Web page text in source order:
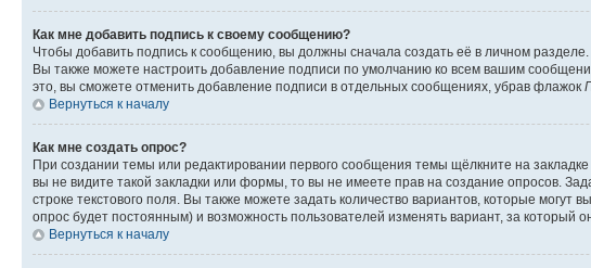
Как мне добавить подпись к своему сообщению?
Чтобы добавить подпись к сообщению, вы должны сначала создать её в личном
Вы также можете настроить добавление подписи по умолчанию ко всем вашим
это, вы сможете отменить добавление подписи в отдельных сообщениях, убрав флажок
Вернуться к началу
Как мне создать опрос?
При создании темы или редактировании первого сообщения темы щёлкните на
вы не видите такой закладки или формы, то вы не имеете прав на создание опросов.
строке текстового поля. Вы также можете задать количество вариантов, которые
опрос будет постоянным) и возможность пользователей изменять вариант, за который
Вернуться к началу